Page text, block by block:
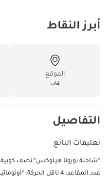
أبرز النقاط
الموقع
دبي
التفاصيل
تعليقات البائع
عدد المقاعد: 4 ناقل الحركة: *أوتوماتيكي* لون الهيكل: *أسود* القيادة: *دفع رباعي* الوقود: *ديزل*